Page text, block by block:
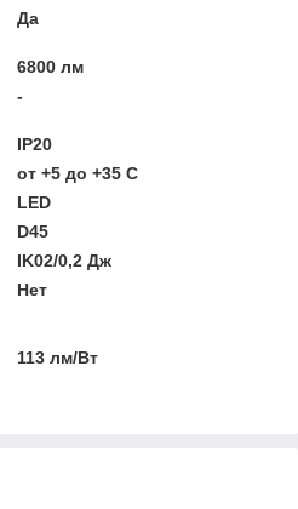
Да
6800 лм
-
IP20
от +5 до +35 C
LED
D45
IK02/0,2 Дж
Нет
113 лм/Вт